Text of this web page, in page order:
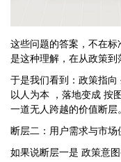
这些问题的答案，不在
是这种理解，在从政策到
于是我们看到：政策指
以人为本 ，落地变成 按
一道无人跨越的价值断层。
断层二：用户需求与市
如果说断层一是 政策意